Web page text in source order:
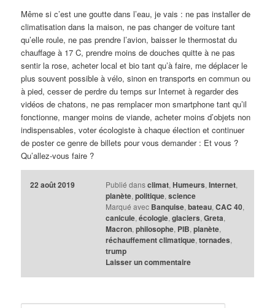
Même si c’est une goutte dans l’eau, je vais : ne pas installer de
climatisation dans la maison, ne pas changer de voiture tant
qu’elle roule, ne pas prendre l’avion, baisser le thermostat du
chauffage à 17 C, prendre moins de douches quitte à ne pas
sentir la rose, acheter local et bio tant qu’à faire, me déplacer le
plus souvent possible à vélo, sinon en transports en commun ou
à pied, cesser de perdre du temps sur Internet à regarder des
vidéos de chatons, ne pas remplacer mon smartphone tant qu’il
fonctionne, manger moins de viande, acheter moins d’objets non
indispensables, voter écologiste à chaque élection et continuer
de poster ce genre de billets pour vous demander : Et vous ?
Qu’allez-vous faire ?
22 août 2019 Publié dans climat,Humeurs,Internet,
planète,politique,science
Marqué avec Banquise,bateau,CAC 40,
canicule,écologie,glaciers,Greta,
Macron,philosophe, PIB,planète,
réchauffement climatique,tornades,
trump
Laisser un commentaire